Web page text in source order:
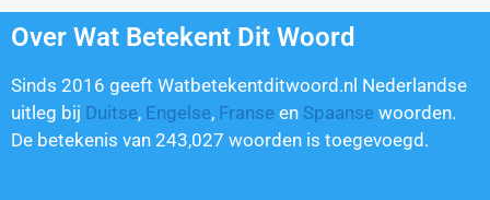
Over Wat Betekent Dit Woord
Sinds 2016 geeft Watbetekentditwoord.nl Nederlandse
uitleg bij Duitse, Engelse, Franse en Spaanse woorden.
De betekenis van 243,027 woorden is toegevoegd.